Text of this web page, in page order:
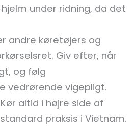
under ridning, da det
andre køretøjers og
Giv efter, når
og følg
vedrørende vigepligt.
altid i højre side af
praksis i Vietnam.